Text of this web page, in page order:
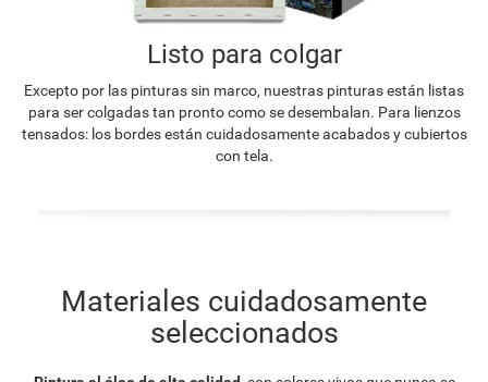
Listo para colgar
Excepto por las pinturas sin marco, nuestras pinturas están listas
para ser colgadas tan pronto como se desembalan. Para lienzos
tensados: los bordes están cuidadosamente acabados y cubiertos
con tela.
Materiales cuidadosamente
seleccionados